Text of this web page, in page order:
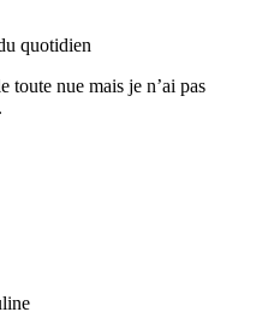
quotidien
toute nue mais je n’ai pas